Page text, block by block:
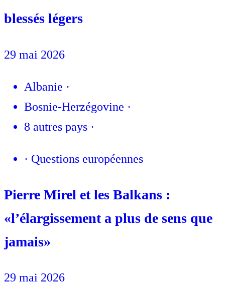
blessés légers
29 mai 2026
Albanie ·
Bosnie-Herzégovine ·
8 autres pays ·
· Questions européennes
Pierre Mirel et les Balkans :
«l’élargissement a plus de sens que
jamais»
29 mai 2026